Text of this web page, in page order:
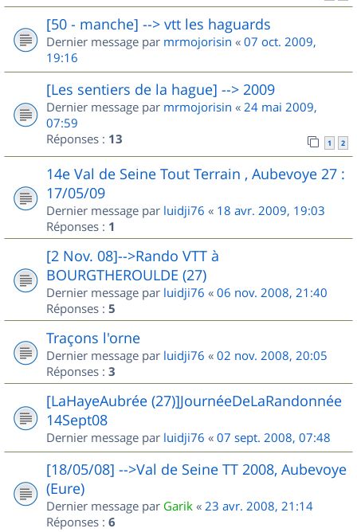
[50 - manche] --> vtt les haguards
Dernier message par mrmojorisin « 07 oct. 2009,
19:16
[Les sentiers de la hague] --> 2009
Dernier message par mrmojorisin « 24 mai 2009,
07:59
Réponses : 13 1 2
14e Val de Seine Tout Terrain , Aubevoye 27 :
17/05/09
Dernier message par luidji76 « 18 avr. 2009, 19:03
Réponses : 1
[2 Nov. 08]-->Rando VTT à
BOURGTHEROULDE (27)
Dernier message par luidji76 « 06 nov. 2008, 21:40
Réponses : 5
Traçons l'orne
Dernier message par luidji76 « 02 nov. 2008, 20:05
Réponses : 3
[LaHayeAubrée (27)]JournéeDeLaRandonnée
14Sept08
Dernier message par luidji76 « 07 sept. 2008, 07:48
[18/05/08] -->Val de Seine TT 2008, Aubevoye
(Eure)
Dernier message par Garik « 23 avr. 2008, 21:14
Réponses : 6